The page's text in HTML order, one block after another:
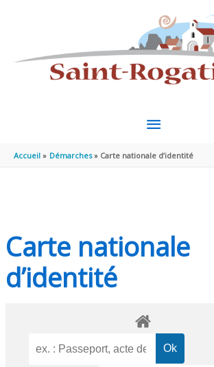
MENU
PRINCIPAL
Accueil Démarches Carte nationale d’identité
Carte nationale
d’identité